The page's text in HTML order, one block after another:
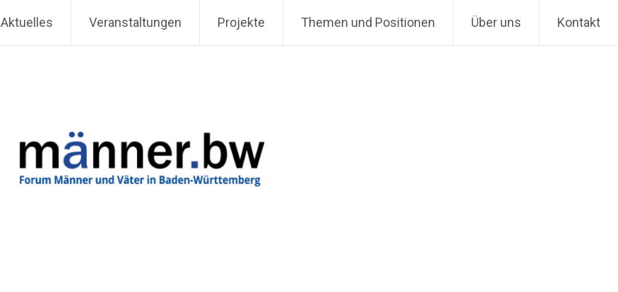
Aktuelles Veranstaltungen Projekte Themen und Positionen Über uns Kontakt